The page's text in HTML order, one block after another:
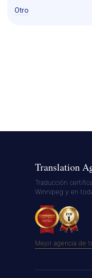
Otro
Translation
Traducción
Winnipeg y en
Mejor agencia de